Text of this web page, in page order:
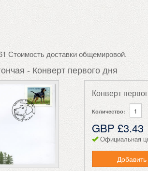
Стоимость доставки общемировой.
- Конверт первого дня
Конверт
Количество:
GBP £3.43
Официальная